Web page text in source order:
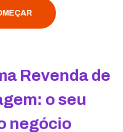
Revenda de
o seu
negócio